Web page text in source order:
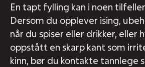
En tapt fylling kan i noen
Dersom du opplever ising,
når du spiser eller drikker, eller
oppstått en skarp kant som
kinn, bør du kontakte tannlege